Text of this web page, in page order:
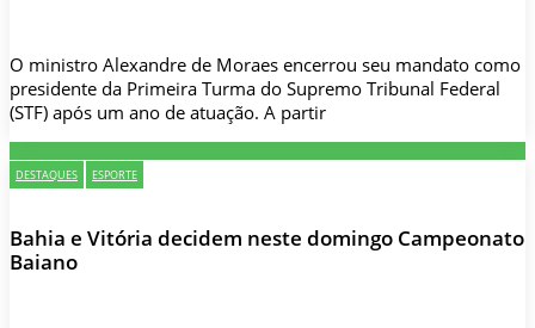
O ministro Alexandre de Moraes encerrou seu mandato como
presidente da Primeira Turma do Supremo Tribunal Federal
(STF) após um ano de atuação. A partir
DESTAQUES ESPORTE
Bahia e Vitória decidem neste domingo Campeonato
Baiano